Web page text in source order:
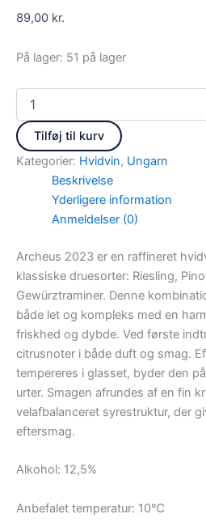
89,00 kr.
På lager: 51 på lager
Tilføj til kurv
Kategorier: Hvidvin, Ungarn
Beskrivelse
Yderligere information
Anmeldelser (0)
Archeus 2023 er en raffineret
klassiske druesorter: Riesling,
Gewürztraminer. Denne
både let og kompleks med en
friskhed og dybde. Ved første
citrusnoter i både duft og smag.
tempereres i glasset, byder den
urter. Smagen afrundes af en fin
velafbalanceret syrestruktur, der
eftersmag.
Alkohol: 12,5%
Anbefalet temperatur: 10℃